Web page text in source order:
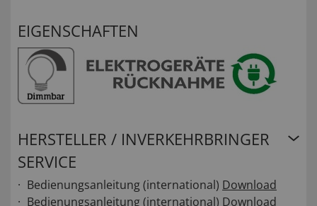
EIGENSCHAFTEN
HERSTELLER / INVERKEHRBRINGER
SERVICE
Bedienungsanleitung (international) Download
Bedienungsanleitung (international) Download